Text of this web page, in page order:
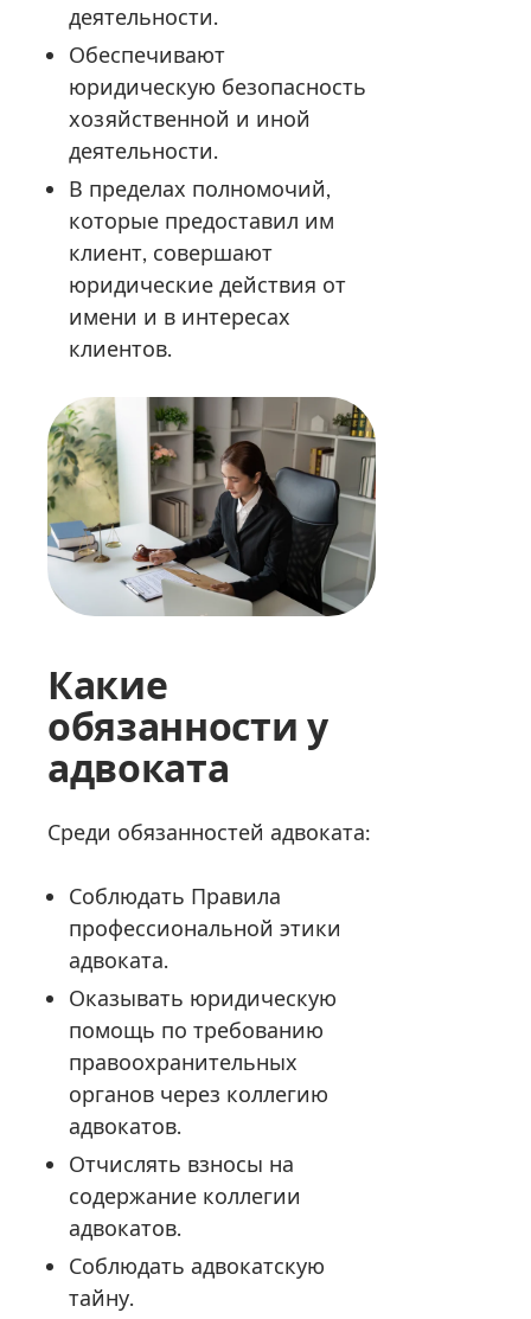
деятельности.
Обеспечивают
юридическую безопасность
хозяйственной и иной
деятельности.
В пределах полномочий,
которые предоставил им
клиент, совершают
юридические действия от
имени и в интересах
клиентов.
Какие
обязанности у
адвоката
Среди обязанностей адвоката:
Соблюдать Правила
профессиональной этики
адвоката.
Оказывать юридическую
помощь по требованию
правоохранительных
органов через коллегию
адвокатов.
Отчислять взносы на
содержание коллегии
адвокатов.
Соблюдать адвокатскую
тайну.